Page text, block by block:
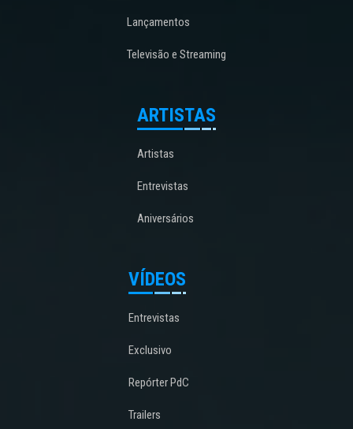
Lançamentos
Televisão e Streaming
ARTISTAS
Artistas
Entrevistas
Aniversários
VÍDEOS
Entrevistas
Exclusivo
Repórter PdC
Trailers